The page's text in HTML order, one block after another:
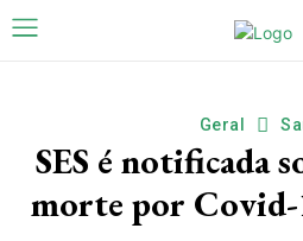
Geral
SES é notificada
morte por Covid-